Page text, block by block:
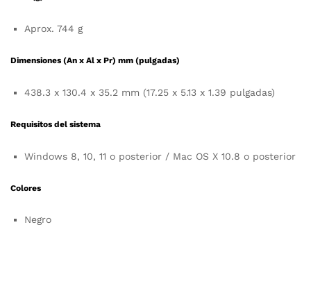
Aprox. 744 g
Dimensiones (An x Al x Pr) mm (pulgadas)
438.3 x 130.4 x 35.2 mm (17.25 x 5.13 x 1.39 pulgadas)
Requisitos del sistema
Windows 8, 10, 11 o posterior / Mac OS X 10.8 o posterior
Colores
Negro